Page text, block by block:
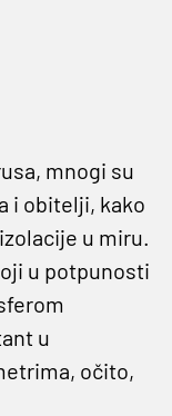
mnogi su
i obitelji, kako
u miru.
u potpunosti
u
očito,